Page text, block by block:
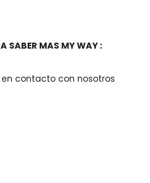
SABER MAS MY WAY :
contacto con nosotros